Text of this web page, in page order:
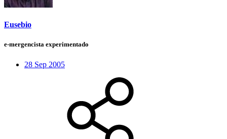
Eusebio
e-mergencista experimentado
28 Sep 2005